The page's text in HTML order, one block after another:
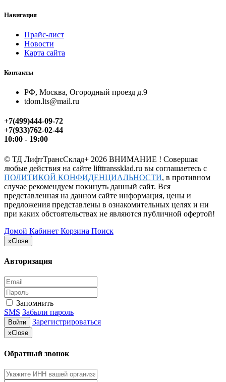
Навигация
Прайс-лист
Новости
Карта сайта
Контакты
РФ, Москва, Огородный проезд д.9
tdom.lts@mail.ru
+7(499)444-09-72
+7(933)762-02-44
10:00 - 19:00
© ТД ЛифтТрансСклад+ 2026 ВНИМАНИЕ ! Совершая
любые действия на сайте lifttranssklad.ru вы соглашаетесь с
ПОЛИТИКОЙ КОНФИДЕНЦИАЛЬНОСТИ, в противном
случае рекомендуем покинуть данный сайт. Вся
представленная на данном сайте информация, цены и
предложения представлены в ознакомительных целях и ни
при каких обстоятельствах не являются публичной офертой!
Домой Кабинет Корзина Поиск
xClose
Авторизация
Запомнить
SMS Забыли пароль
Войти Зарегистрироваться
xClose
Обратный звонок